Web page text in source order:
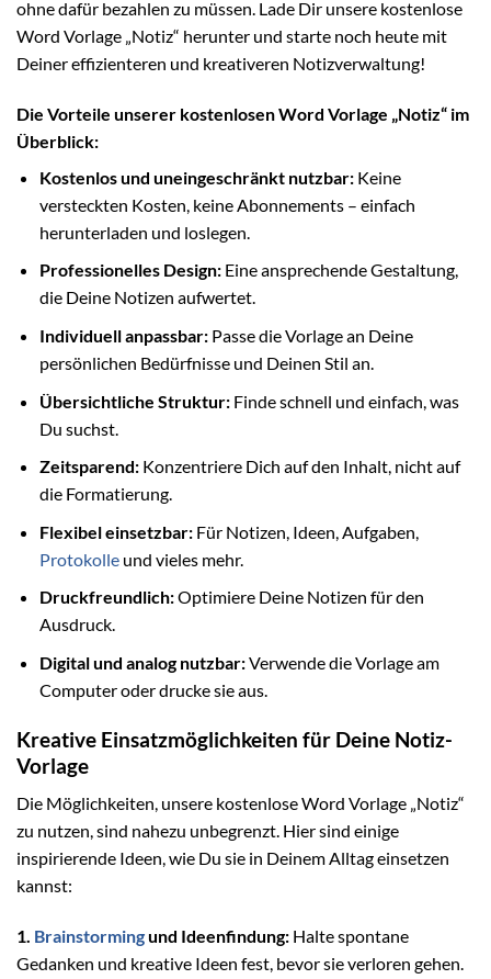
ohne dafür bezahlen zu müssen. Lade Dir unsere kostenlose
Word Vorlage „Notiz“ herunter und starte noch heute mit
Deiner effizienteren und kreativeren Notizverwaltung!
Die Vorteile unserer kostenlosen Word Vorlage „Notiz“ im
Überblick:
Kostenlos und uneingeschränkt nutzbar:Keine
versteckten Kosten, keine Abonnements – einfach
herunterladen und loslegen.
Professionelles Design:Eine ansprechende Gestaltung,
die Deine Notizen aufwertet.
Individuell anpassbar:Passe die Vorlage an Deine
persönlichen Bedürfnisse und Deinen Stil an.
Übersichtliche Struktur:Finde schnell und einfach, was
Du suchst.
Zeitsparend:Konzentriere Dich auf den Inhalt, nicht auf
die Formatierung.
Flexibel einsetzbar:Für Notizen, Ideen, Aufgaben,
Protokolleund vieles mehr.
Druckfreundlich:Optimiere Deine Notizen für den
Ausdruck.
Digital und analog nutzbar:Verwende die Vorlage am
Computer oder drucke sie aus.
Kreative Einsatzmöglichkeiten für Deine Notiz-
Vorlage
Die Möglichkeiten, unsere kostenlose Word Vorlage „Notiz“
zu nutzen, sind nahezu unbegrenzt. Hier sind einige
inspirierende Ideen, wie Du sie in Deinem Alltag einsetzen
kannst:
1. Brainstormingund Ideenfindung: Halte spontane
Gedanken und kreative Ideen fest, bevor sie verloren gehen.